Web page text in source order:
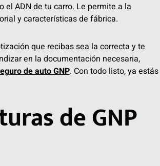
el ADN de tu carro. Le permite a la
y características de fábrica.
que recibas sea la correcta y te
en la documentación necesaria,
de auto GNP. Con todo listo, ya estás
de GNP